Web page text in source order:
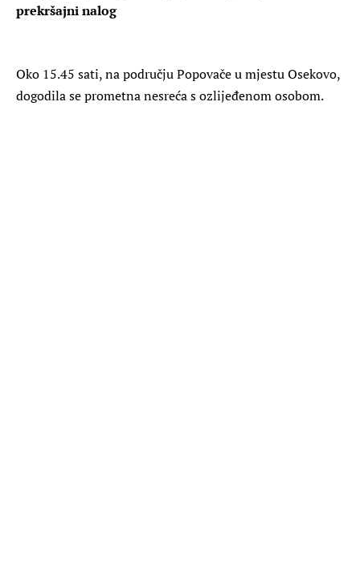
prekršajni nalog
Oko 15.45 sati, na području Popovače u mjestu Osekovo,
dogodila se prometna nesreća s ozlijeđenom osobom.